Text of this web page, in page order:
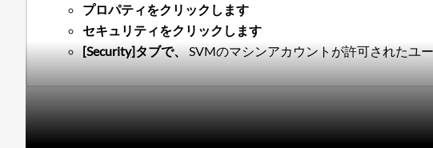
プロパティをクリックします
セキュリティをクリックします
[Security]タブで、 SVMのマシンアカウントが許可されたユ